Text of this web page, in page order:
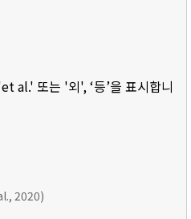
al.' 또는 '외', ‘등’을 표시합니
2020)